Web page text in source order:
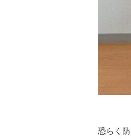
恐らく